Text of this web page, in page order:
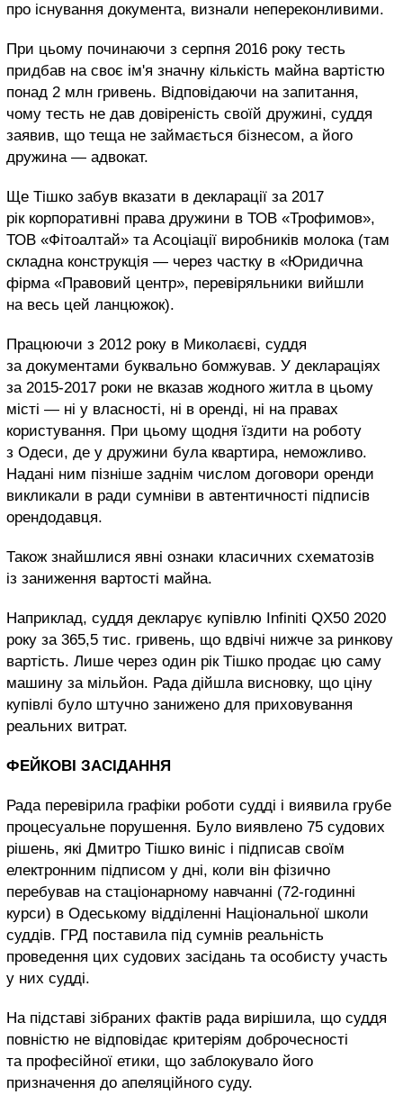
про існування документа, визнали непереконливими.
При цьому починаючи з серпня 2016 року тесть
придбав на своє ім'я значну кількість майна вартістю
понад 2 млн гривень. Відповідаючи на запитання,
чому тесть не дав довіреність своїй дружині, суддя
заявив, що теща не займається бізнесом, а його
дружина — адвокат.
Ще Тішко забув вказати в декларації за 2017
рік корпоративні права дружини в ТОВ «Трофимов»,
ТОВ «Фітоалтай» та Асоціації виробників молока (там
складна конструкція — через частку в «Юридична
фірма «Правовий центр», перевіряльники вийшли
на весь цей ланцюжок).
Працюючи з 2012 року в Миколаєві, суддя
за документами буквально бомжував. У деклараціях
за 2015-2017 роки не вказав жодного житла в цьому
місті — ні у власності, ні в оренді, ні на правах
користування. При цьому щодня їздити на роботу
з Одеси, де у дружини була квартира, неможливо.
Надані ним пізніше заднім числом договори оренди
викликали в ради сумніви в автентичності підписів
орендодавця.
Також знайшлися явні ознаки класичних схематозів
із заниження вартості майна.
Наприклад, суддя декларує купівлю Infiniti QX50 2020
року за 365,5 тис. гривень, що вдвічі нижче за ринкову
вартість. Лише через один рік Тішко продає цю саму
машину за мільйон. Рада дійшла висновку, що ціну
купівлі було штучно занижено для приховування
реальних витрат.
ФЕЙКОВІ ЗАСІДАННЯ
Рада перевірила графіки роботи судді і виявила грубе
процесуальне порушення. Було виявлено 75 судових
рішень, які Дмитро Тішко виніс і підписав своїм
електронним підписом у дні, коли він фізично
перебував на стаціонарному навчанні (72-годинні
курси) в Одеському відділенні Національної школи
суддів. ГРД поставила під сумнів реальність
проведення цих судових засідань та особисту участь
у них судді.
На підставі зібраних фактів рада вирішила, що суддя
повністю не відповідає критеріям доброчесності
та професійної етики, що заблокувало його
призначення до апеляційного суду.